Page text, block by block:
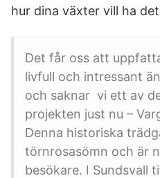
hur dina växter vill ha
Det får oss att
livfull och intressant
och saknar vi ett av
projekten just nu –
Denna historiska
törnrosasömn och är
besökare. I Sundsvall